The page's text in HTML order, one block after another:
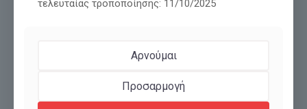
Η ΕΛΛΑΔΑ ΚΑΙΓΕΤΑΙ. Η ΩΡΑ ΤΗΣ ΠΟΛΙΤΙΚΗΣ
τελευταίας τροποποίησης: 11/10/2025
Αρνούμαι
Προσαρμογή